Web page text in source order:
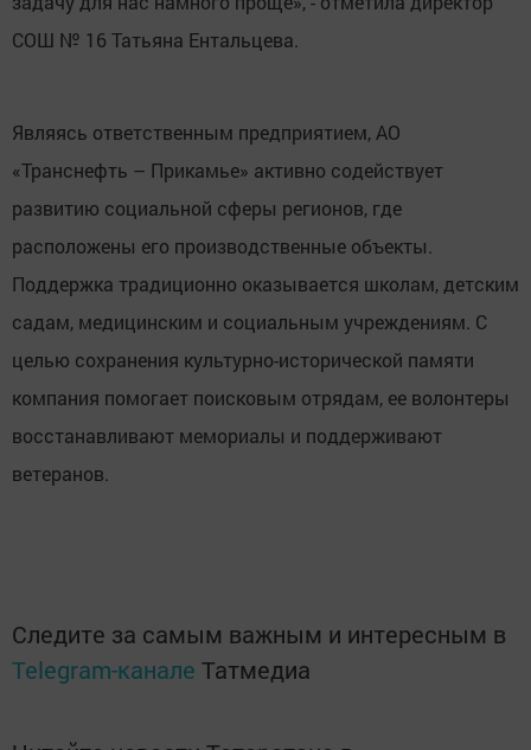
СОШ № 16 Татьяна Ентальцева.
Являясь ответственным предприятием, АО
«Транснефть – Прикамье» активно содействует
развитию социальной сферы регионов, где
расположены его производственные объекты.
Поддержка традиционно оказывается школам, детским
садам, медицинским и социальным учреждениям. С
целью сохранения культурно-исторической памяти
компания помогает поисковым отрядам, ее волонтеры
восстанавливают мемориалы и поддерживают
ветеранов.
Следите за самым важным и интересным в
Telegram-канале Татмедиа